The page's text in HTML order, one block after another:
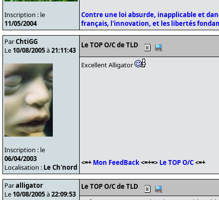
Inscription : le
11/05/2004
Contre une loi absurde, inapplicable et
français, l'innovation, et les libertés
ParChtiGG
Le 10/08/2005à21:11:43
Inscription : le
06/04/2003
Localisation : Le Ch'nord
Le TOP O/C de TLD
Excellent Alligator
<=+ Mon FeedBack<=+=> Le TOP O/C<=+
Paralligator
Le 10/08/2005à22:09:53
Le TOP O/C de TLD